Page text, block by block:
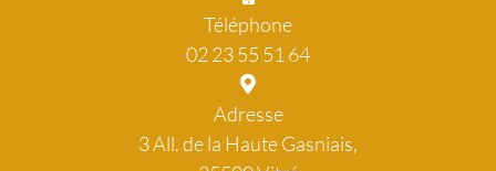
Téléphone
02 23 55 51 64
Adresse
3 All. de la Haute Gasniais,